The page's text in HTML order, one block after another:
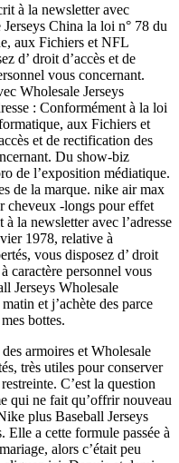
à la newsletter avec
China la loi n° 78 du
aux Fichiers et NFL
d’ droit d’accès et de
vous concernant.
Wholesale Jerseys
: Conformément à la loi
aux Fichiers et
et de rectification des
Du show-biz
de l’exposition médiatique.
de la marque. nike air max
cheveux -longs pour effet
la newsletter avec l’adresse
1978, relative à
vous disposez d’ droit
caractère personnel vous
Jerseys Wholesale
et j’achète des parce
bottes.
armoires et Wholesale
très utiles pour conserver
C’est la question
qui ne fait qu’offrir nouveau
plus Baseball Jerseys
Elle a cette formule passée à
alors c’était peu